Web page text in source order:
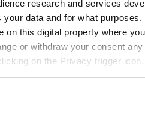
research and services
your data and for what
on this digital property where
or withdraw your consent
on the Privacy trigger icon.
your geographical location
fra
så dine kunder kan